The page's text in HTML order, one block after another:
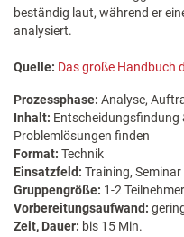
beständig laut, während er
analysiert.
Quelle: Das große Handbuch
Prozessphase: Analyse,
Inhalt: Entscheidungsfindung
Problemlösungen finden
Format: Technik
Einsatzfeld: Training, Seminar
Gruppengröße: 1-2 Teilnehmer
Vorbereitungsaufwand:
Zeit, Dauer: bis 15 Min.